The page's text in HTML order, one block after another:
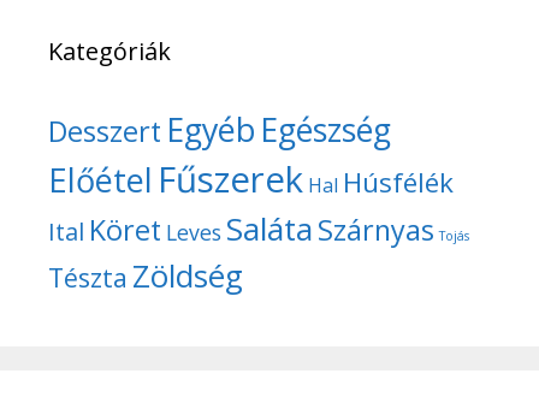
Kategóriák
Desszert Egyéb Egészség
Előétel Fűszerek Hal Húsfélék
Ital Köret Leves SalátaSzárnyas Tojás
Tészta Zöldség